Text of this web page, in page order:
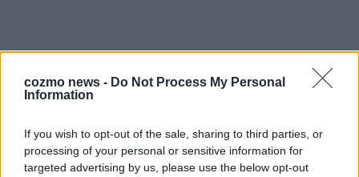
cozmo news - Do Not Process My Personal
Information
If you wish to opt-out of the sale, sharing to third parties, or
processing of your personal or sensitive information for
targeted advertising by us, please use the below opt-out
AD